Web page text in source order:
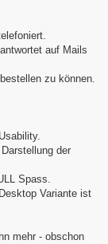
auf Mails
zu können.
der
Spass.
Variante ist
mehr - obschon